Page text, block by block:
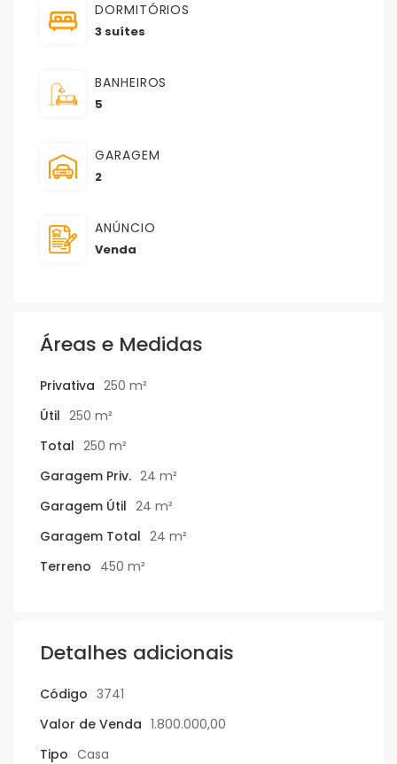
DORMITÓRIOS
3 suítes
BANHEIROS
5
GARAGEM
2
ANÚNCIO
Venda
Áreas e Medidas
Privativa 250 m²
Útil 250 m²
Total 250 m²
Garagem Priv. 24 m²
Garagem Útil 24 m²
Garagem Total 24 m²
Terreno 450 m²
Detalhes adicionais
Código 3741
Valor de Venda 1.800.000,00
Tipo Casa